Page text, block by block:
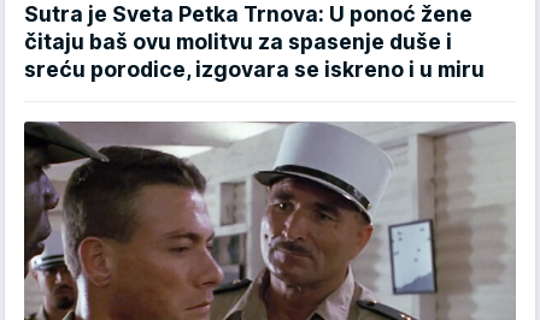
Sutra je Sveta Petka Trnova: U ponoć žene
čitaju baš ovu molitvu za spasenje duše i
sreću porodice, izgovara se iskreno i u miru